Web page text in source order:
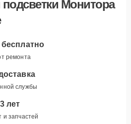
Монитора
ремонта
службы
лет
и запчастей